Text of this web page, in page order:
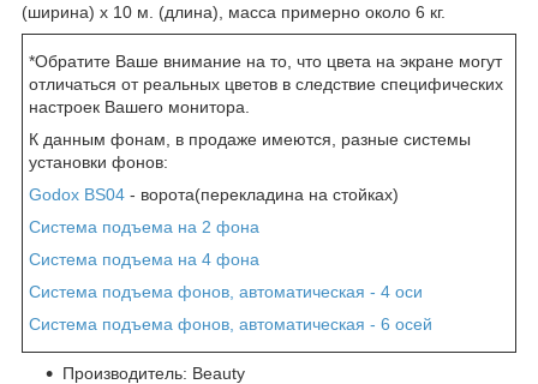
(ширина) х 10 м. (длина), масса примерно около 6 кг.
*Обратите Ваше внимание на то, что цвета на экране могут
отличаться от реальных цветов в следствие специфических
настроек Вашего монитора.
К данным фонам, в продаже имеются, разные системы
установки фонов:
Godox BS04 - ворота(перекладина на стойках)
Система подъема на 2 фона
Система подъема на 4 фона
Система подъема фонов, автоматическая - 4 оси
Система подъема фонов, автоматическая - 6 осей
Производитель: Beauty